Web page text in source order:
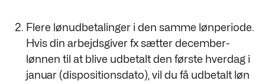
Flere lønudbetalinger i den samme lønperiode.
Hvis din arbejdsgiver fx sætter december-
lønnen til at blive udbetalt den første hverdag i
januar (dispositionsdato), vil du få udbetalt løn